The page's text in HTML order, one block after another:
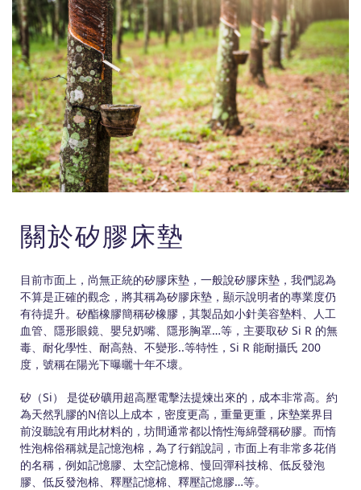
關於矽膠床墊
目前市面上，尚無正統的矽膠床墊，一般說矽膠床墊，我們認為
不算是正確的觀念，將其稱為矽膠床墊，顯示說明者的專業度仍
有待提升。矽酯橡膠簡稱矽橡膠，其製品如小針美容墊料、人工
血管、隱形眼鏡、嬰兒奶嘴、隱形胸罩…等，主要取矽 Si R 的無
毒、耐化學性、耐高熱、不變形..等特性，Si R 能耐攝氏 200
度，號稱在陽光下曝曬十年不壞。
矽（Si） 是從矽礦用超高壓電擊法提煉出來的，成本非常高。約
為天然乳膠的N倍以上成本，密度更高，重量更重，床墊業界目
前沒聽說有用此材料的，坊間通常都以惰性海綿聲稱矽膠。而惰
性泡棉俗稱就是記憶泡棉，為了行銷說詞，市面上有非常多花俏
的名稱，例如記憶膠、太空記憶棉、慢回彈科技棉、低反發泡
膠、低反發泡棉、釋壓記憶棉、釋壓記憶膠…等。